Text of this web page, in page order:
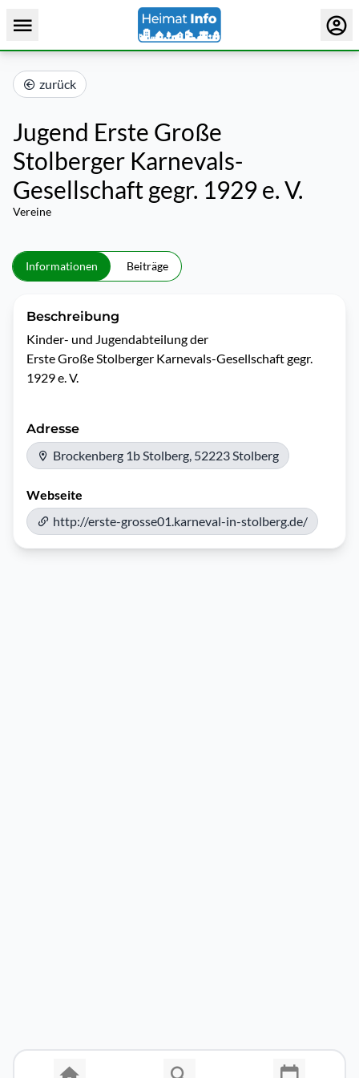
zurück
Jugend Erste Große
Stolberger Karnevals-
Gesellschaft gegr. 1929 e. V.
Vereine
Informationen Beiträge
Beschreibung
Kinder- und Jugendabteilung der
Erste Große Stolberger Karnevals-Gesellschaft gegr.
1929 e. V.
Adresse
Brockenberg 1b Stolberg, 52223 Stolberg
Webseite
http://erste-grosse01.karneval-in-stolberg.de/